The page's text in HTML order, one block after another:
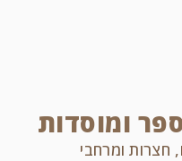
ומוסדות
חצרות ומרחבי